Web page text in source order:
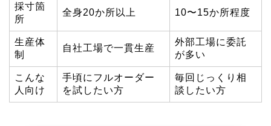
採寸箇
所
全身20か所以上 10〜15か所程度
生産体
制
自社工場で一貫生産
外部工場に委託
が多い
こんな
人向け
手頃にフルオーダー
を試したい方
毎回じっくり相
談したい方